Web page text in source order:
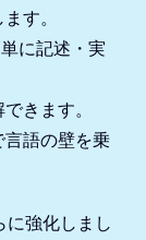
す。
に記述・実
きます。
言語の壁を乗
強化しまし